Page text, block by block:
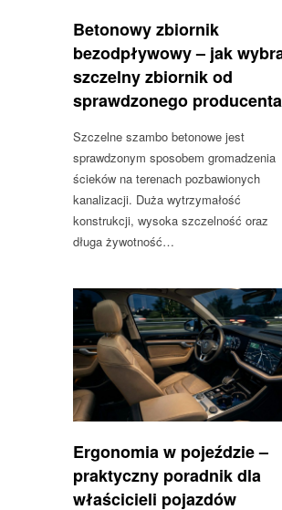
Betonowy zbiornik
bezodpływowy – jak
szczelny zbiornik od
sprawdzonego producenta
Szczelne szambo betonowe jest
sprawdzonym sposobem gromadzenia
ścieków na terenach pozbawionych
kanalizacji. Duża wytrzymałość
konstrukcji, wysoka szczelność oraz
długa żywotność…
Ergonomia w pojeździe –
praktyczny poradnik dla
właścicieli pojazdów